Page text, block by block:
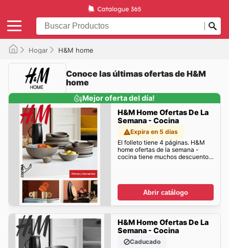
Hogar H&M home
Conoce las últimas ofertas de H&M
home
¡Mejor oferta del día!
H&M Home Ofertas De La
Semana - Cocina
Expira en 5 días
El folleto tiene 4 páginas. H&M
home ofertas de la semana -
cocina tiene muchos descuentos
Abrir catálogo
H&M Home Ofertas De La
Semana - Cocina
Caducado